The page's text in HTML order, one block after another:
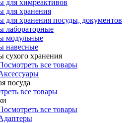
химреактивов
хранения
хранения посуды, документов
лабораторные
модульные
навесные
хранения
все товары
посуда
все товары
все товары